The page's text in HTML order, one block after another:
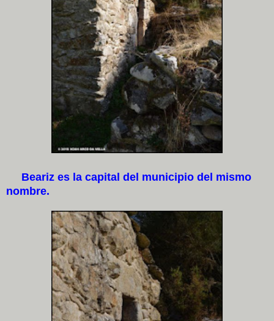
Beariz es la capital del municipio del mismo
nombre.